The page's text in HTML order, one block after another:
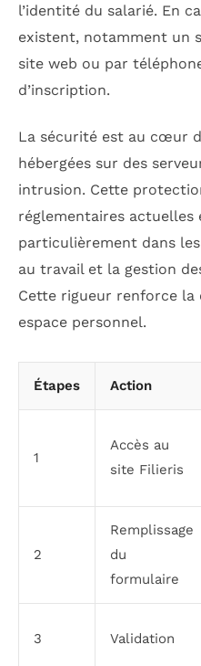
l’identité du salarié. En
existent, notamment un
site web ou par
d’inscription.
La sécurité est au cœur
hébergées sur des
intrusion. Cette
réglementaires
particulièrement dans
au travail et la gestion
Cette rigueur renforce
espace personnel.
Étapes Action
1
Accès au
site Filieris
2
Remplissage
du
formulaire
3 Validation